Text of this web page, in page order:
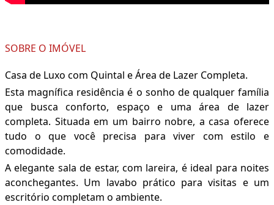
SOBRE O IMÓVEL
Casa de Luxo com Quintal e Área de Lazer Completa.
Esta magnífica residência é o sonho de qualquer família
que busca conforto, espaço e uma área de lazer
completa. Situada em um bairro nobre, a casa oferece
tudo o que você precisa para viver com estilo e
comodidade.
A elegante sala de estar, com lareira, é ideal para noites
aconchegantes. Um lavabo prático para visitas e um
escritório completam o ambiente.